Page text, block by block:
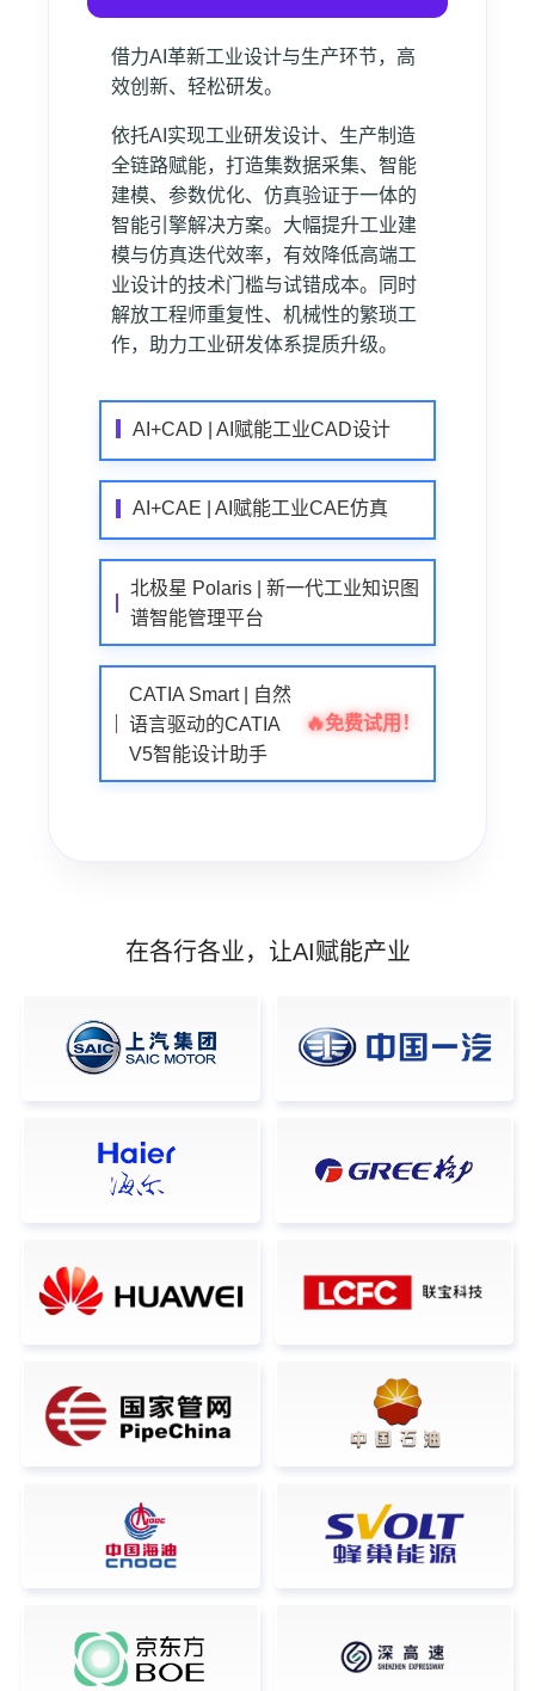
借力AI革新工业设计与生产环节，高
效创新、轻松研发。
依托AI实现工业研发设计、生产制造
全链路赋能，打造集数据采集、智能
建模、参数优化、仿真验证于一体的
智能引擎解决方案。大幅提升工业建
模与仿真迭代效率，有效降低高端工
业设计的技术门槛与试错成本。同时
解放工程师重复性、机械性的繁琐工
作，助力工业研发体系提质升级。
AI+CAD | AI赋能工业CAD设计
AI+CAE | AI赋能工业CAE仿真
北极星 Polaris | 新一代工业知识图
谱智能管理平台
CATIA Smart | 自然
语言驱动的CATIA
V5智能设计助手
🔥免费试用！
在各行各业，让AI赋能产业